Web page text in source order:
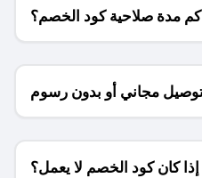
كم مدة صلاحية كود الخصم؟
مجاني أو بدون رسوم
الشحن ؟
كان كود الخصم لا يعمل؟